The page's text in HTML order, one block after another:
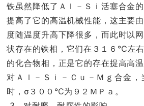
铁虽然降低了Ａｌ－Ｓｉ活塞合金
提高了它的高温机械性能，这主要
度随温度升高下降很多，而此时以
状存在的铁相，它们在３１６℃左
的化合物相，正是它的存在提高高
对Ａｌ－Ｓｉ－Ｃｕ－Ｍｇ合金，
时，σ３００℃为９２ＭＰａ。